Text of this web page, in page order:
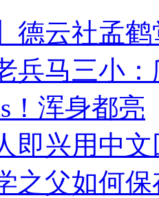
德云社孟
兵马三小
！浑身都亮
即兴用中
之父如何